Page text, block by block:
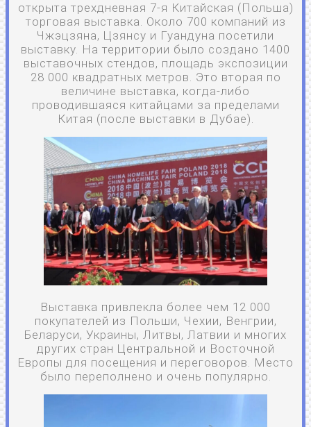
открыта трехдневная 7-я Китайская (Польша)
торговая выставка. Около 700 компаний из
Чжэцзяна, Цзянсу и Гуандуна посетили
выставку. На территории было создано 1400
выставочных стендов, площадь экспозиции
28 000 квадратных метров. Это вторая по
величине выставка, когда-либо
проводившаяся китайцами за пределами
Китая (после выставки в Дубае).
Выставка привлекла более чем 12 000
покупателей из Польши, Чехии, Венгрии,
Беларуси, Украины, Литвы, Латвии и многих
других стран Центральной и Восточной
Европы для посещения и переговоров. Место
было переполнено и очень популярно.